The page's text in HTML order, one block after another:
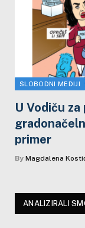
SLOBODNI MEDIJI
U Vodiču
primer
By Magdalena
ANALIZIRALI